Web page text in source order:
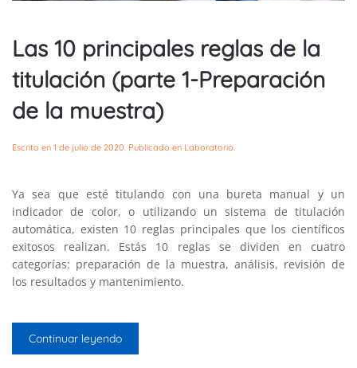
Las 10 principales reglas de la
titulación (parte 1-Preparación
de la muestra)
Escrito en 1 de julio de 2020. Publicado en Laboratorio.
Ya sea que esté titulando con una bureta manual y un
indicador de color, o utilizando un sistema de titulación
automática, existen 10 reglas principales que los científicos
exitosos realizan. Estás 10 reglas se dividen en cuatro
categorías: preparación de la muestra, análisis, revisión de
los resultados y mantenimiento.
Continuar leyendo